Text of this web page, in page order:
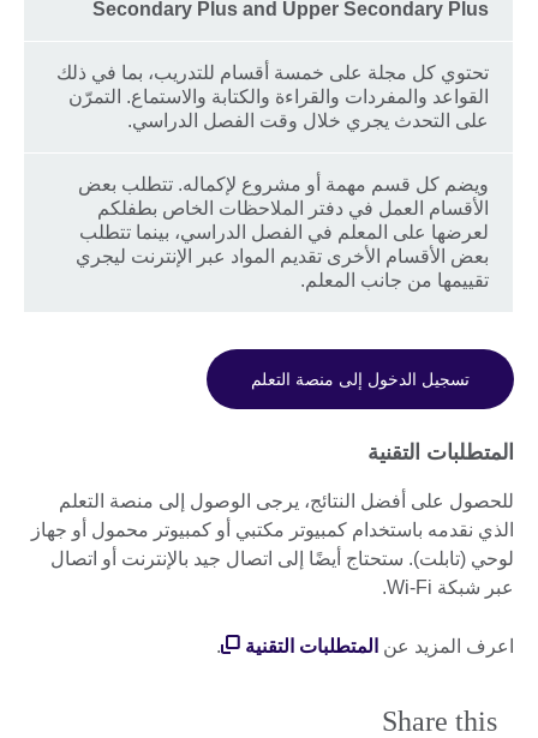
Secondary Plus and Upper Secondary Plus
تحتوي كل مجلة على خمسة أقسام للتدريب، بما في ذلك
القواعد والمفردات والقراءة والكتابة والاستماع. التمرّن
على التحدث يجري خلال وقت الفصل الدراسي.
ويضم كل قسم مهمة أو مشروع لإكماله. تتطلب بعض
الأقسام العمل في دفتر الملاحظات الخاص بطفلكم
لعرضها على المعلم في الفصل الدراسي، بينما تتطلب
بعض الأقسام الأخرى تقديم المواد عبر الإنترنت ليجري
تقييمها من جانب المعلم.
تسجيل الدخول إلى منصة التعلم
المتطلبات التقنية
للحصول على أفضل النتائج، يرجى الوصول إلى منصة التعلم
الذي نقدمه باستخدام كمبيوتر مكتبي أو كمبيوتر محمول أو جهاز
لوحي (تابلت). ستحتاج أيضًا إلى اتصال جيد بالإنترنت أو اتصال
عبر شبكة Wi-Fi.
اعرف المزيد عن المتطلبات التقنية .
Share this